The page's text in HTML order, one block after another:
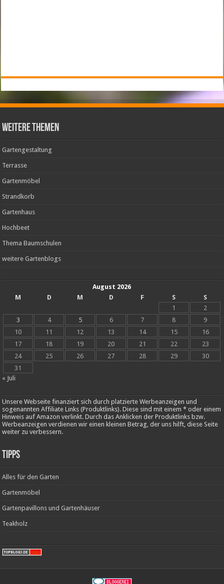
weitere Themen
Gartengestaltung
Terrasse
Gartenmöbel
Strandkorb
Gartenhaus
Hochbeet
Thema Baumschulen
weitere Gartenblogs
August 2026
M
D M D F S
S
1
2
3
4 5 6 7 8
9
10
11 12 13 14 15
16
17
18 19 20 21 22
23
24
25 26 27 28 29
30
31
« Juli
Unsere Webseite finanziert sich durch platzierte Werbeanzeigen und
sogenannten Affiliate Links (Produktlinks). Diese sind mit einem * oder einem
Hinweis auf Amazon verlinkt. Durch das Anklicken der Produktlinks bzw.
Werbeanzeigen verdienen wir einen kleinen Betrag, der uns hilft, diese Seite
weiter zu verbessern.
Tipps
Alles für den Garten
Gartenmöbel
Gartenpavillons und Gartenhäuser
Teakholz